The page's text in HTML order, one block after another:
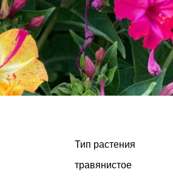
Тип растения
травянистое